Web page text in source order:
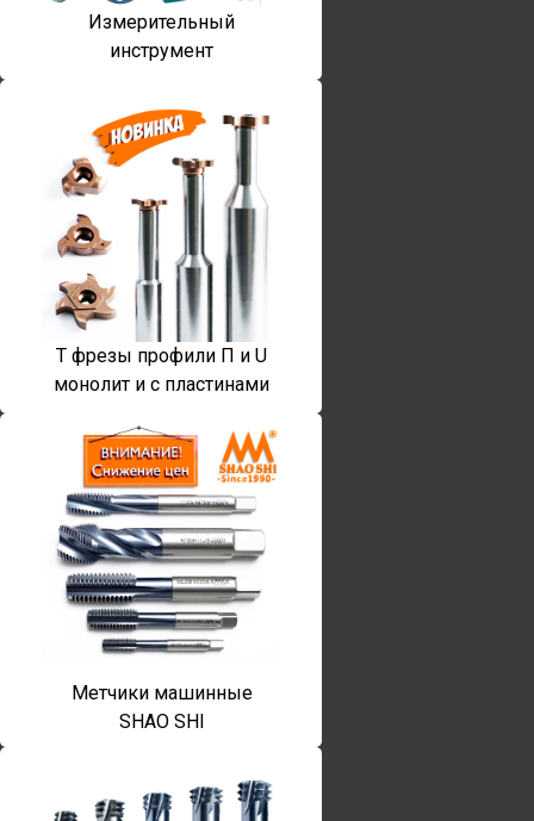
Измерительный
инструмент
T фрезы профили П и U
монолит и с пластинами
Метчики машинные
SHAO SHI